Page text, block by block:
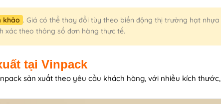
khảo . Giá có thể thay đổi tùy theo biến động thị trường hạt nhựa
xác theo thông số đơn hàng thực tế.
tại Vinpack
sản xuất theo yêu cầu khách hàng, với nhiều kích thước,